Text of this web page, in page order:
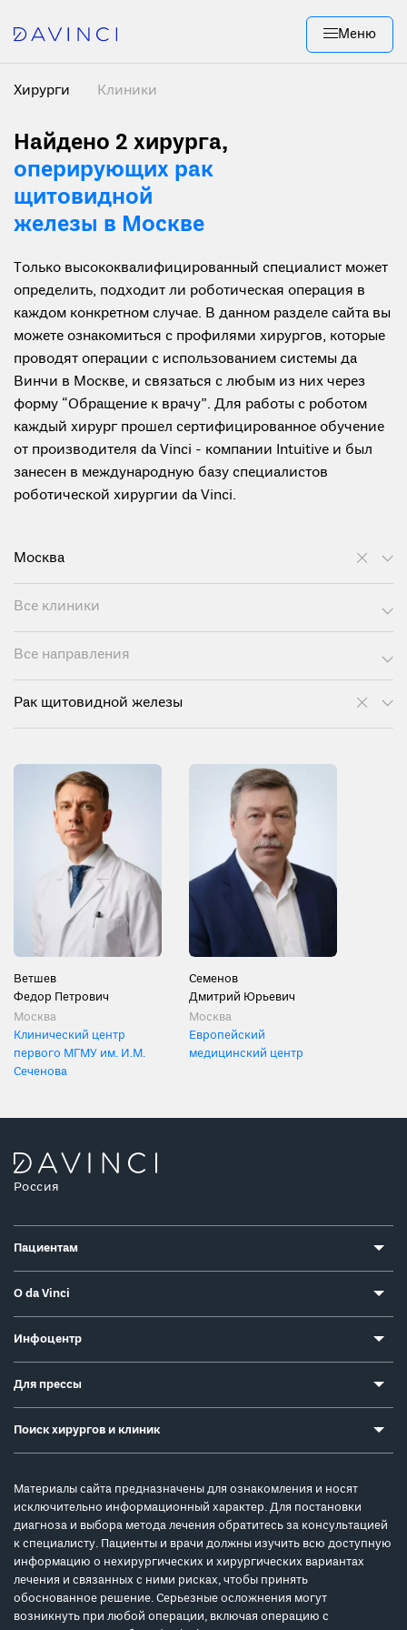
Меню
Хирурги Клиники
Найдено 2 хирурга,
оперирующих рак
щитовидной
железы в Москве
Только высококвалифицированный специалист может
определить, подходит ли роботическая операция в
каждом конкретном случае. В данном разделе сайта вы
можете ознакомиться с профилями хирургов, которые
проводят операции с использованием системы да
Винчи в Москве, и связаться с любым из них через
форму “Обращение к врачу”. Для работы с роботом
каждый хирург прошел сертифицированное обучение
от производителя da Vinci - компании Intuitive и был
занесен в международную базу специалистов
роботической хирургии da Vinci.
Москва
Все клиники
Все направления
Рак щитовидной железы
Ветшев
Федор Петрович
Москва
Клинический центр
первого МГМУ им. И.М.
Сеченова
Семенов
Дмитрий Юрьевич
Москва
Европейский
медицинский центр
Россия
Пациентам
О da Vinci
Инфоцентр
Для прессы
Поиск хирургов и клиник
Материалы сайта предназначены для ознакомления и носят
исключительно информационный характер. Для постановки
диагноза и выбора метода лечения обратитесь за консультацией
к специалисту. Пациенты и врачи должны изучить всю доступную
информацию о нехирургических и хирургических вариантах
лечения и связанных с ними рисках, чтобы принять
обоснованное решение. Серьезные осложнения могут
возникнуть при любой операции, включая операцию с